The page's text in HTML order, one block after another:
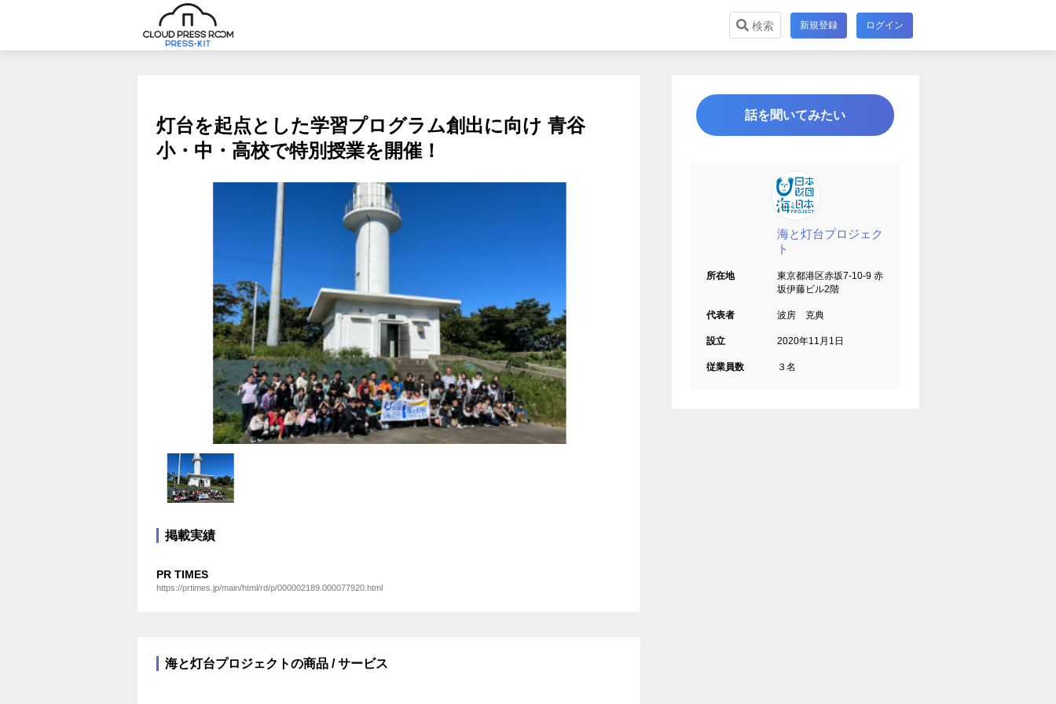
検索 新規登録 ログイン
灯台を起点とした学習プログラム創出に向け 青谷
小・中・高校で特別授業を開催！
掲載実績
PR TIMES
https://prtimes.jp/main/html/rd/p/000002189.000077920.html
海と灯台プロジェクトの商品 / サービス
話を聞いてみたい
海と灯台プロジェク
ト
所在地
東京都港区赤坂7-10-9 赤
坂伊藤ビル2階
代表者 波房 克典
設立 2020年11月1日
従業員数 ３名